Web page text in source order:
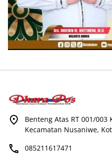
Benteng Atas RT 001/
Kecamatan Nusaniwe,
085211617471